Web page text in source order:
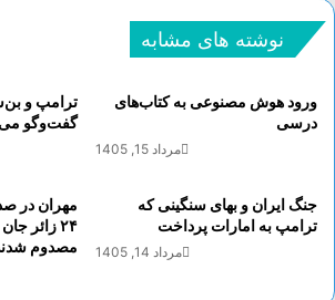
کشف سردترین یخ های
توسط تلسکوپ جیمز وب
ملیسا مک‌کلور، سرپرست تیم
نتایج ما چشم‌اندازی جدید
نوشته های مشابه
ترامپ و
گفت‌و‌گو
ورود هوش مصنوعی به کتاب‌های
درسی
مرداد 15, 1405
مهران در
مصدوم
جنگ ایران و بهای سنگینی که
ترامپ به امارات پرداخت
مرداد 14, 1405